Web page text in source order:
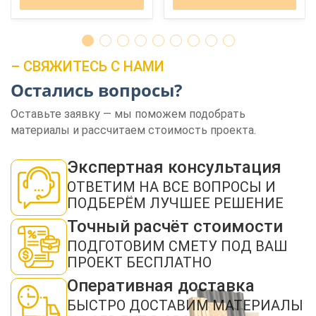
– СВЯЖИТЕСЬ С НАМИ
Остались вопросы?
Оставьте заявку — мы поможем подобрать
материалы и рассчитаем стоимость проекта.
Экспертная консультация
ОТВЕТИМ НА ВСЕ ВОПРОСЫ И
ПОДБЕРЁМ ЛУЧШЕЕ РЕШЕНИЕ
Точный расчёт стоимости
ПОДГОТОВИМ СМЕТУ ПОД ВАШ
ПРОЕКТ БЕСПЛАТНО
Оперативная доставка
БЫСТРО ДОСТАВИМ МАТЕРИАЛЫ
ЗАКАЗАТЬ ЗВОНОК